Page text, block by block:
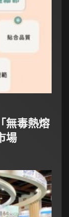
無毒熱熔
場